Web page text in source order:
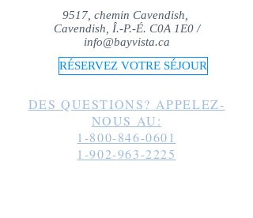
9517, chemin Cavendish,
Cavendish, Î.-P.-É. C0A 1E0 /
info@bayvista.ca
RÉSERVEZ VOTRE SÉJOUR
DES QUESTIONS? APPELEZ-
NOUS AU:
1-800-846-0601
1-902-963-2225